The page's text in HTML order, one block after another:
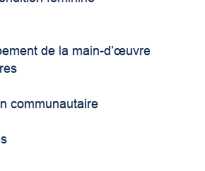
de la main-d’œuvre
communautaire